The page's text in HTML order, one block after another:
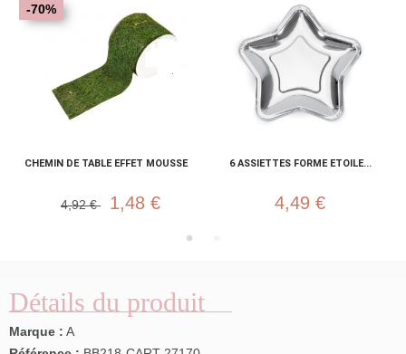
CHEMIN DE TABLE EFFET MOUSSE
-70%
4,92 € 1,48 €
6 ASSIETTES FORME ETOILE...
4,49 €
Détails du produit
Marque : A